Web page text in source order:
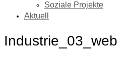
Soziale Projekte
Aktuell
Industrie_03_web